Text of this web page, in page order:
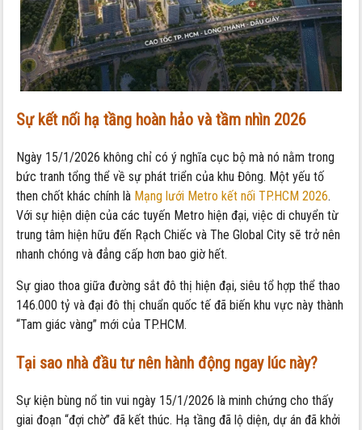
Sự kết nối hạ tầng hoàn hảo và tầm nhìn 2026
Ngày 15/1/2026 không chỉ có ý nghĩa cục bộ mà nó nằm trong
bức tranh tổng thể về sự phát triển của khu Đông. Một yếu tố
then chốt khác chính là Mạng lưới Metro kết nối TP.HCM 2026.
Với sự hiện diện của các tuyến Metro hiện đại, việc di chuyển từ
trung tâm hiện hữu đến Rạch Chiếc và The Global City sẽ trở nên
nhanh chóng và đẳng cấp hơn bao giờ hết.
Sự giao thoa giữa đường sắt đô thị hiện đại, siêu tổ hợp thể thao
146.000 tỷ và đại đô thị chuẩn quốc tế đã biến khu vực này thành
“Tam giác vàng” mới của TP.HCM.
Tại sao nhà đầu tư nên hành động ngay lúc này?
Sự kiện bùng nổ tin vui ngày 15/1/2026 là minh chứng cho thấy
giai đoạn “đợi chờ” đã kết thúc. Hạ tầng đã lộ diện, dự án đã khởi